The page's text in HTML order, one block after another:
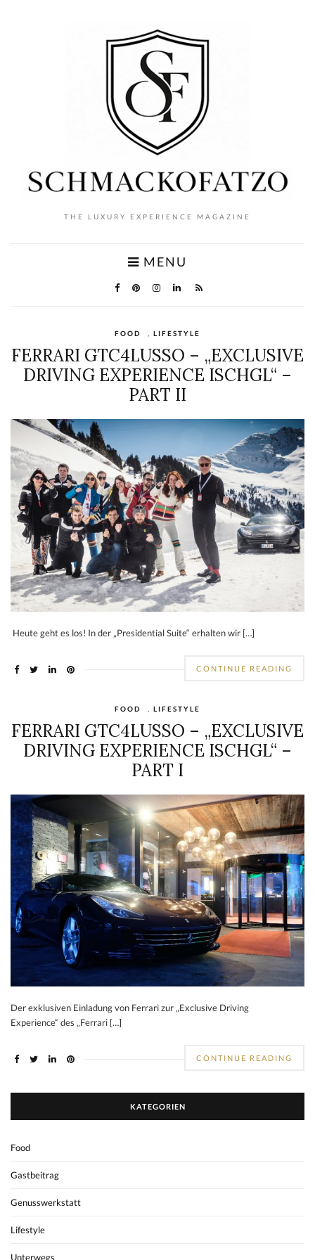
THE LUXURY EXPERIENCE MAGAZINE
MENU
FOOD LIFESTYLE
FERRARI GTC4LUSSO – „EXCLUSIVE
DRIVING EXPERIENCE ISCHGL“ –
PART II
Heute geht es los! In der „Presidential Suite“ erhalten wir […]
CONTINUE READING
FOOD LIFESTYLE
FERRARI GTC4LUSSO – „EXCLUSIVE
DRIVING EXPERIENCE ISCHGL“ –
PART I
Der exklusiven Einladung von Ferrari zur „Exclusive Driving
Experience“ des „Ferrari […]
CONTINUE READING
KATEGORIEN
Food
Gastbeitrag
Genusswerkstatt
Lifestyle
Unterwegs